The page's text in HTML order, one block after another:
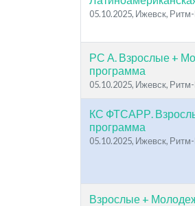
05.10.2025, Ижевск,
РС А. Взрослые +
программа
05.10.2025, Ижевск,
КС ФТСАРР.
программа
05.10.2025, Ижевск,
Взрослые +